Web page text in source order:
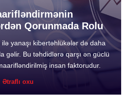
Qorunmada Rolu
ilə yanaşı kibertəhlükələr də daha
gəlir. Bu təhdidlərə qarşı ən güclü
insan faktorudur.
Ətraflı oxu